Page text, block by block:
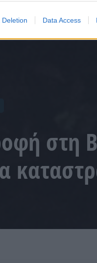
Deletion Data Access
στη